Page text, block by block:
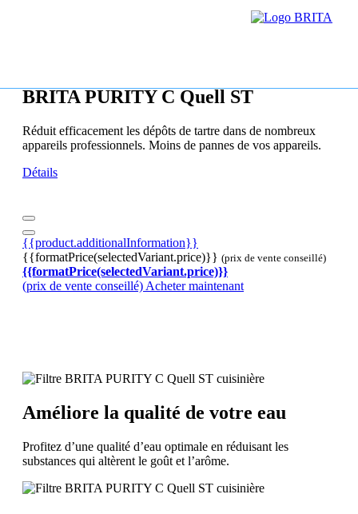
BRITA PURITY C Quell ST
Réduit efficacement les dépôts de tartre dans de nombreux
appareils professionnels. Moins de pannes de vos appareils.
Détails
{{product.additionalInformation}}
{{formatPrice(selectedVariant.price)}} (prix de vente conseillé)
{{formatPrice(selectedVariant.price)}}
(prix de vente conseillé) Acheter maintenant
Améliore la qualité de votre eau
Profitez d’une qualité d’eau optimale en réduisant les
substances qui altèrent le goût et l’arôme.